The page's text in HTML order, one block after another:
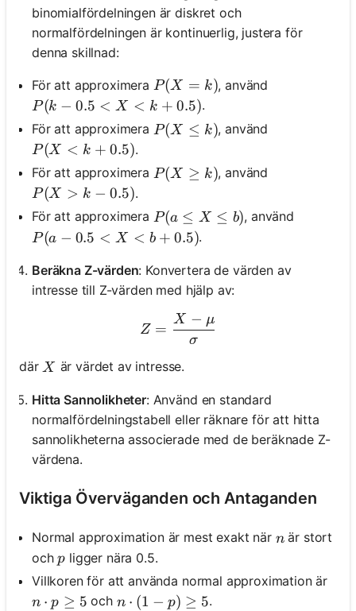
binomialfördelningen är diskret och
normalfördelningen är kontinuerlig, justera för
denna skillnad:
För att approximera P(X = k)
P(X = k), använd
P(k - 0.5 < X < k + 0.5)
P(k − 0.5 < X < k + 0.5).
För att approximera P(X \leq k)
P(X ≤ k), använd
P(X < k + 0.5)
P(X < k + 0.5).
För att approximera P(X \geq k)
P(X ≥ k), använd
P(X > k - 0.5)
P(X > k − 0.5).
För att approximera P(a \leq X \leq b)
P(a ≤ X ≤ b), använd
P(a - 0.5 < X < b + 0.5)
P(a − 0.5 < X < b + 0.5).
Beräkna Z-värden: Konvertera de värden av
intresse till Z-värden med hjälp av:
Z = \frac{X -
Z =
σ
X − μ
där X
X är värdet av intresse.
Hitta Sannolikheter: Använd en standard
normalfördelningstabell eller räknare för att hitta
sannolikheterna associerade med de beräknade Z-
värdena.
Viktiga Överväganden och Antaganden
Normal approximation är mest exakt när n
när stort
ochp
p ligger nära 0.5.
Villkoren för att använda normal approximation är
n \cdot p \geq 5
n ⋅ p ≥ 5 och n \cdot (1 - p) \geq 5
n ⋅ (1 − p) ≥ 5.